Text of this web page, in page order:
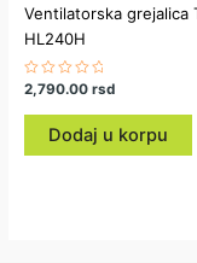
Ventilatorska grejalica
HL240H
Ocenjeno
sa
0
2,790.00rsd
Dodaj u korpu